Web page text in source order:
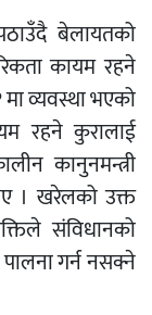
बेलायतको
कायम रहने
व्यवस्था भएको
रहने कुरालाई
कानुनमन्त्री
। खरेलको उक्त
संविधानको
गर्न नसक्ने